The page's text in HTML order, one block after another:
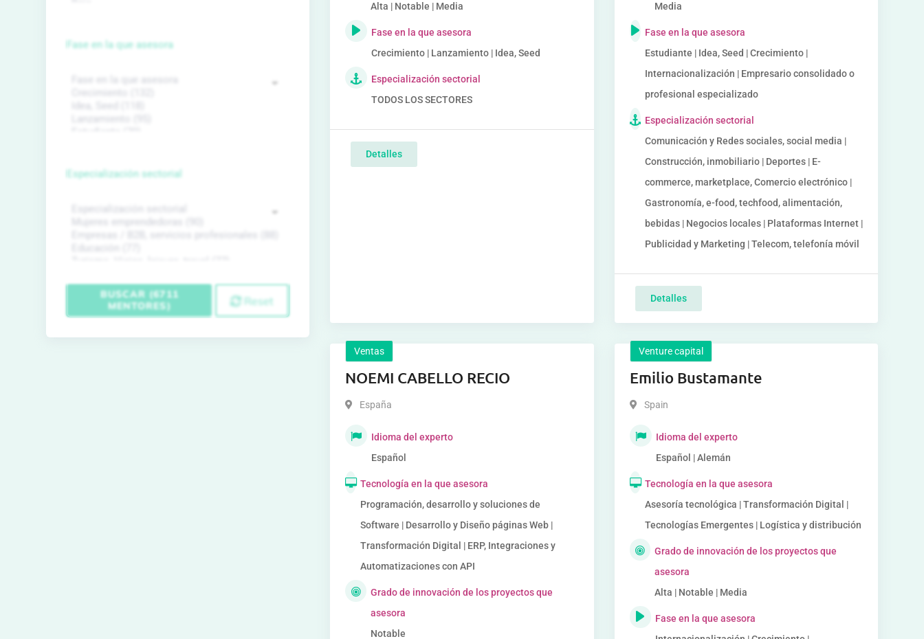
Alta | Notable | Media
Fase en la que asesora
Crecimiento | Lanzamiento | Idea, Seed
Especialización sectorial
TODOS LOS SECTORES
Detalles
Media
Fase en la que asesora
Estudiante | Idea, Seed | Crecimiento |
Internacionalización | Empresario consolidado o
profesional especializado
Especialización sectorial
Comunicación y Redes sociales, social media |
Construcción, inmobiliario | Deportes | E-
commerce, marketplace, Comercio electrónico |
Gastronomía, e-food, techfood, alimentación,
bebidas | Negocios locales | Plataformas Internet |
Publicidad y Marketing | Telecom, telefonía móvil
Detalles
Ventas
NOEMI CABELLO RECIO
España
Idioma del experto
Español
Tecnología en la que asesora
Programación, desarrollo y soluciones de
Software | Desarrollo y Diseño páginas Web |
Transformación Digital | ERP, Integraciones y
Automatizaciones con API
Grado de innovación de los proyectos que
asesora
Notable
Venture capital
Emilio Bustamante
Spain
Idioma del experto
Español | Alemán
Tecnología en la que asesora
Asesoría tecnológica | Transformación Digital |
Tecnologías Emergentes | Logística y distribución
Grado de innovación de los proyectos que
asesora
Alta | Notable | Media
Fase en la que asesora
Fase en la que asesora
Especialización sectorial
BUSCAR (6711
MENTORES)
Reset